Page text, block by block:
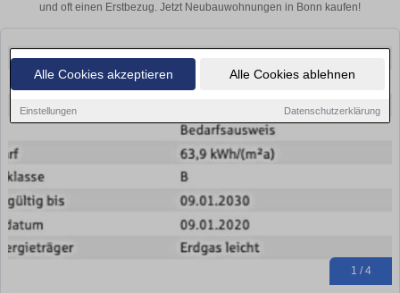
Alle Cookies akzeptieren Alle Cookies ablehnen
Einstellungen Datenschutzerklärung
und oft einen Erstbezug. Jetzt Neubauwohnungen in Bonn kaufen!
1 / 4